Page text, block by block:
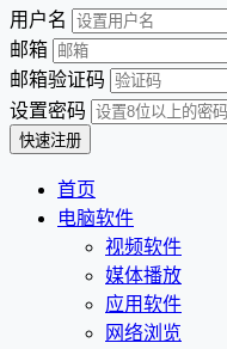
用户名
邮箱
邮箱验证码
设置密码
首页
电脑软件
视频软件
媒体播放
应用软件
网络浏览